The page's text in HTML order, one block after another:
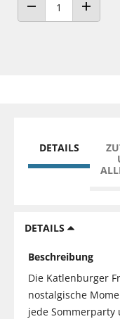
ANZAHL VERRINGERN
ANZAHL
DETAILS
DETAILS
Beschreibung
Die Katlenburger
nostalgische
jede